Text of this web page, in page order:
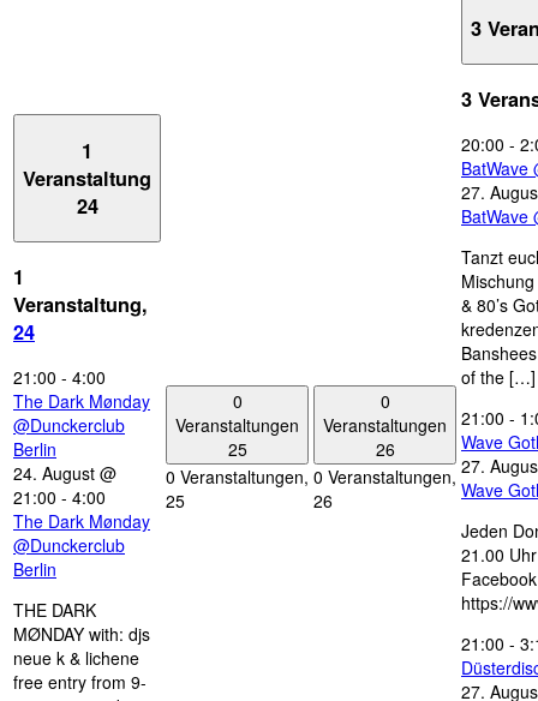
1
Veranstaltung
24
1
Veranstaltung,
24
21:00 - 4:00
The Dark Mønday
@Dunckerclub
Berlin
24. August @
21:00 - 4:00
The Dark Mønday
@Dunckerclub
Berlin
THE DARK
MØNDAY with: djs
neue k & lichene
free entry from 9-
0
Veranstaltungen
25
0 Veranstaltungen,
25
0
Veranstaltungen
26
0 Veranstaltungen,
26
3
3
20:00 -
BatWave
27.
BatWave
Tanzt
& 80’s
of the […]
21:00 -
Wave
27.
Wave
Jeden
21.00
https://
21:00 -
27.